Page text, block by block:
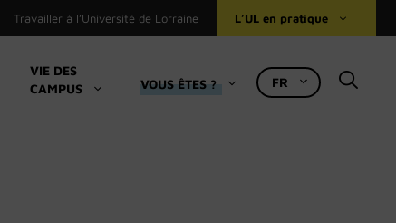
Travailler à l’Université de Lorraine L’UL en pratique
VIE DES
CAMPUS
VOUS ÊTES ? FR